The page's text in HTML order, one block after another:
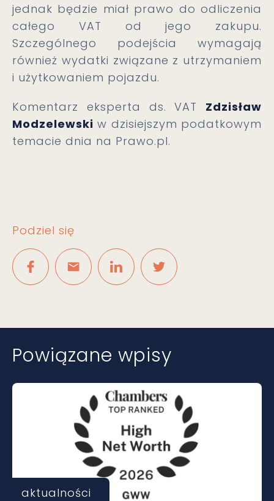
jednak będzie miał prawo do odliczenia
całego VAT od jego zakupu.
Szczególnego podejścia wymagają
również wydatki związane z utrzymaniem
i użytkowaniem pojazdu.
Komentarz eksperta ds. VAT Zdzisław
Modzelewski w dzisiejszym podatkowym
temacie dnia na Prawo.pl.
Podziel się
Powiązane wpisy
aktualności